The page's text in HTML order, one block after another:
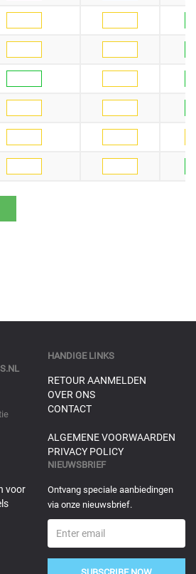
HANDIGE LINKS
RETOUR AANMELDEN
OVER ONS
CONTACT
ALGEMENE VOORWAARDEN
PRIVACY POLICY
voor
NIEUWSBRIEF
Ontvang speciale aanbiedingen
via onze nieuwsbrief.